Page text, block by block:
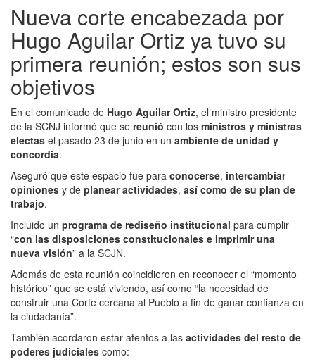
Nueva corte encabezada por
Hugo Aguilar Ortiz ya tuvo su
primera reunión; estos son sus
objetivos
En el comunicado de Hugo Aguilar Ortiz, el ministro presidente
de la SCNJ informó que se reunió con los ministros y ministras
electas el pasado 23 de junio en un ambiente de unidad y
concordia.
Aseguró que este espacio fue para conocerse, intercambiar
opiniones y de planear actividades, así como de su plan de
trabajo.
Incluido un programa de rediseño institucional para cumplir
“con las disposiciones constitucionales e imprimir una
nueva visión” a la SCJN.
Además de esta reunión coincidieron en reconocer el “momento
histórico” que se está viviendo, así como “la necesidad de
construir una Corte cercana al Pueblo a fin de ganar confianza en
la ciudadanía”.
También acordaron estar atentos a las actividades del resto de
poderes judiciales como: